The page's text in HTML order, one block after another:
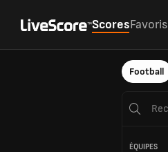
ScoresFavoris
Football
ÉQUIPES